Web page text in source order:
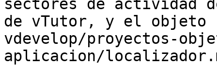
sectores de actividad
de vTutor, y el objeto
vdevelop/proyectos-
aplicacion/